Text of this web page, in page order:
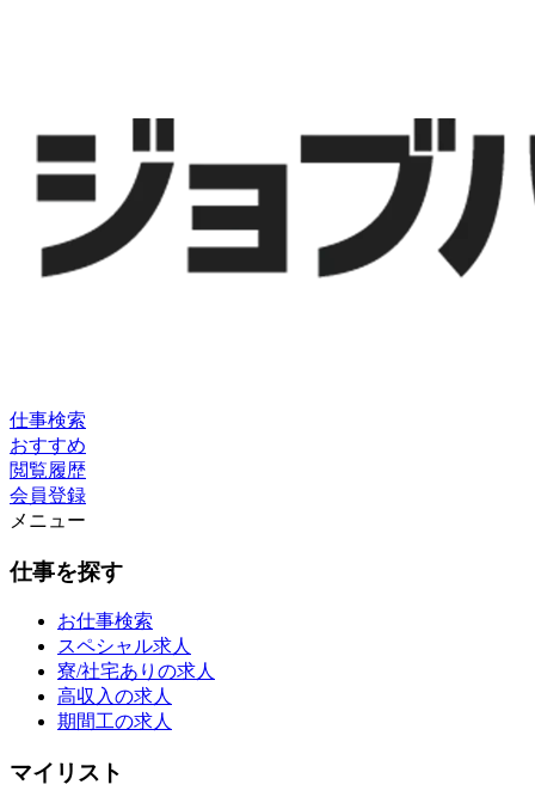
仕事検索
おすすめ
閲覧履歴
会員登録
メニュー
仕事を探す
お仕事検索
スペシャル求人
寮/社宅ありの求人
高収入の求人
期間工の求人
マイリスト